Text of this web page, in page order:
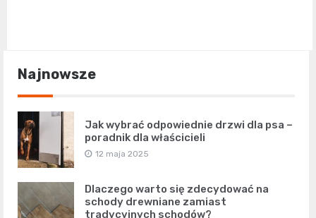
Najnowsze
Jak wybrać odpowiednie drzwi dla psa –
poradnik dla właścicieli
12 maja 2025
Dlaczego warto się zdecydować na
schody drewniane zamiast
tradycyjnych schodów?